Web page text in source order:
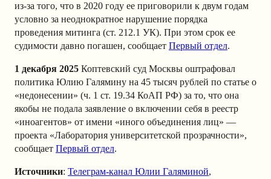
из-за того, что в 2020 году ее приговорили к двум годам
условно за неоднократное нарушение порядка
проведения митинга (ст. 212.1 УК). При этом срок ее
судимости давно погашен, сообщает Первый отдел.
1 декабря 2025 Коптевский суд Москвы оштрафовал
политикa Юлию Галямину на 45 тысяч рублей по статье о
«недонесении» (ч. 1 ст. 19.34 КоАП РФ) за то, что она
якобы не подала заявление о включении себя в реестр
«иноагентов» от имени «иного объединения лиц» —
проекта «Лаборатория университетской прозрачности»,
сообщает Первый отдел.
Источники: Телеграм-канал Юлии Галяминой,